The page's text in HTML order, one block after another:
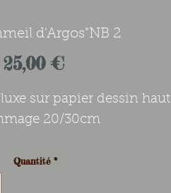
d'Argos"NB 2
25,00 €Prix
sur papier dessin haut
20/30cm
Quantité *